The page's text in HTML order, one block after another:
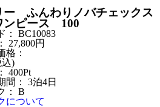
ー ふんわりノバチェックス
ンピース 100
：
BC10083
27,800円
格：
込)
400Pt
間：
3泊4日
：
B
について